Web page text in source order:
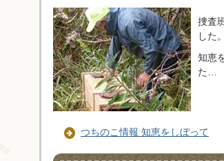
捜査
した。
知恵
た…
つちのこ情報 知恵をしぼって